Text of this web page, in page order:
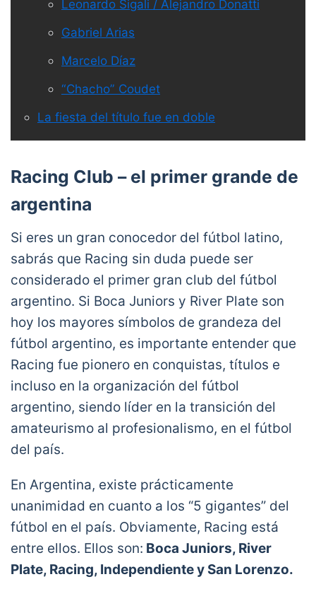
Leonardo Sigali / Alejandro Donatti
Gabriel Arias
Marcelo Díaz
“Chacho” Coudet
La fiesta del título fue en doble
Racing Club – el primer grande de
argentina
Si eres un gran conocedor del fútbol latino,
sabrás que Racing sin duda puede ser
considerado el primer gran club del fútbol
argentino. Si Boca Juniors y River Plate son
hoy los mayores símbolos de grandeza del
fútbol argentino, es importante entender que
Racing fue pionero en conquistas, títulos e
incluso en la organización del fútbol
argentino, siendo líder en la transición del
amateurismo al profesionalismo, en el fútbol
del país.
En Argentina, existe prácticamente
unanimidad en cuanto a los “5 gigantes” del
fútbol en el país. Obviamente, Racing está
entre ellos. Ellos son: Boca Juniors, River
Plate, Racing, Independiente y San Lorenzo.